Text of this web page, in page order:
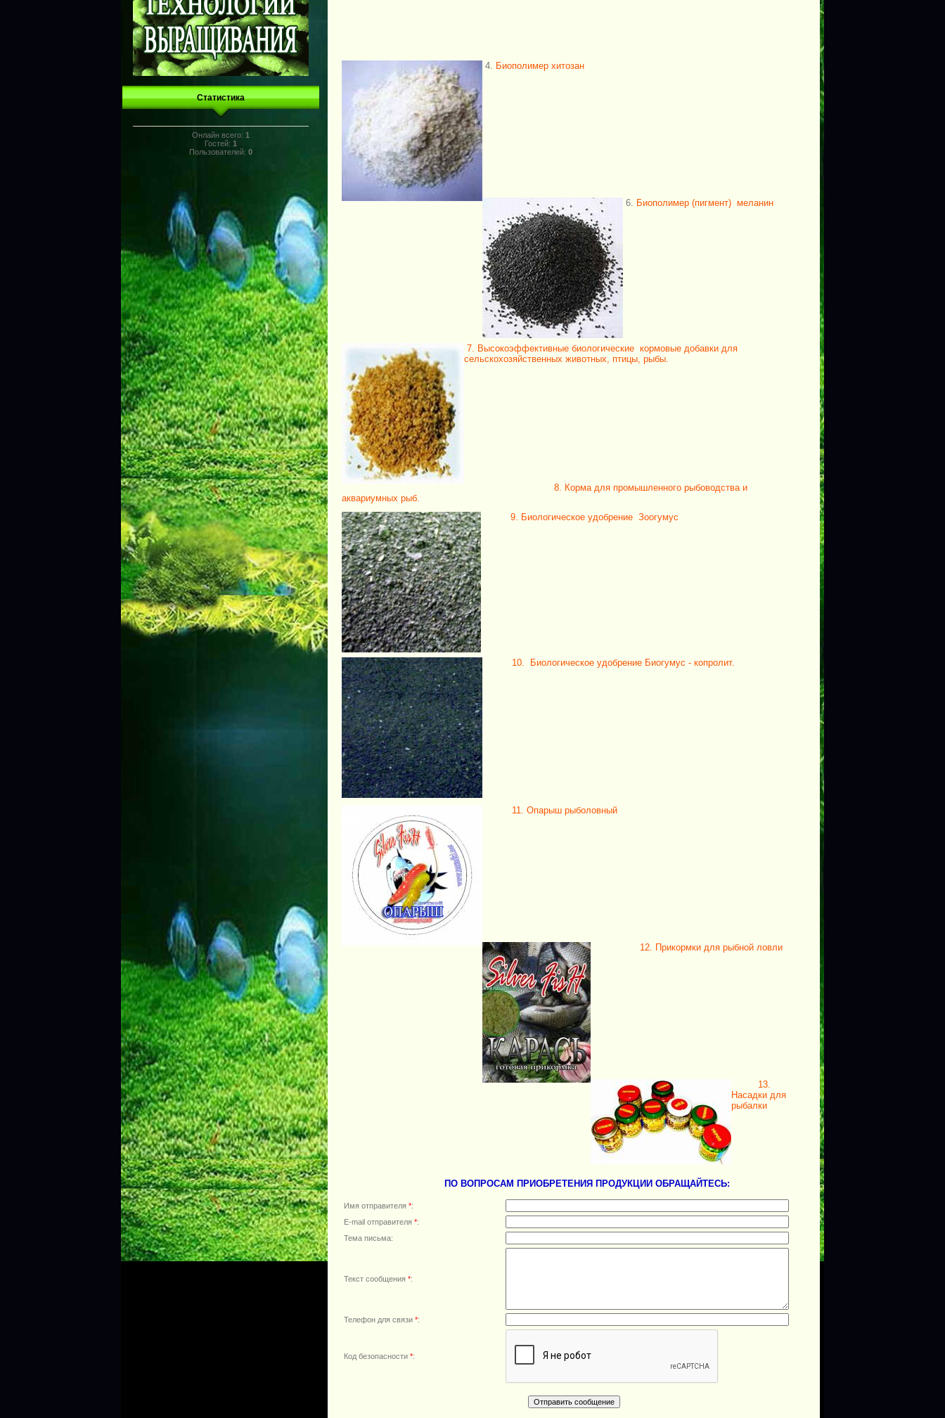
Статистика
Онлайн всего: 1
Гостей: 1
Пользователей: 0
4. Биополимер хитозан
6. Биополимер (пигмент) меланин
7. Высокоэффективные биологические кормовые добавки для
сельскохозяйственных животных, птицы, рыбы.
8. Корма для промышленного рыбоводства и
аквариумных рыб.
9. Биологическое удобрение Зоогумус
10. Биологическое удобрение Биогумус - копролит.
11. Опарыш рыболовный
12. Прикормки для рыбной ловли
13.
Насадки для
рыбалки
ПО ВОПРОСАМ ПРИОБРЕТЕНИЯ ПРОДУКЦИИ ОБРАЩАЙТЕСЬ:
Имя отправителя *:
E-mail отправителя *:
Тема письма:
Текст сообщения *:
Телефон для связи *:
Код безопасности *: